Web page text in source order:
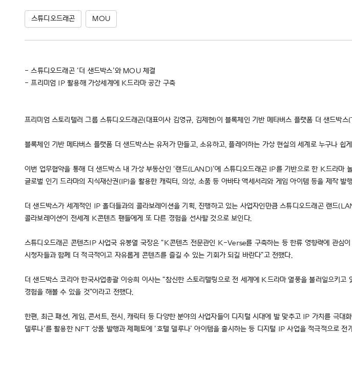
스튜디오드래곤 MOU
- 스튜디오드래곤 ‘더 샌드박스’와 MOU 체결
- 프리미엄 IP 활용해 가상세계에 K드라마 공간 구축
프리미엄 스토리텔러 그룹 스튜디오드래곤(대표이사 김영규, 김제현)이 블록체인 기반 메타버스 플랫폼 더 샌드박
블록체인 기반 메타버스 플랫폼 더 샌드박스는 유저가 만들고, 소유하고, 플레이하는 가상 현실의 세계로 누구나
이번 업무협약을 통해 더 샌드박스 내 가상 부동산인 ‘랜드(LAND)’에 스튜디오드래곤 IP를 기반으로 한 K드라마
글로벌 인기 드라마의 지식재산권(IP)을 활용한 캐릭터, 의상, 소품 등 아바타 액세서리와 게임 아이템 등을 제작 발
더 샌드박스가 세계적인 IP 홀더들과의 콜라보레이션을 기획, 진행하고 있는 사업자인만큼 스튜디오드래곤 랜드
콜라보레이션이 전세계 K콘텐츠 팬들에게 또 다른 경험을 선사할 것으로 보인다.
스튜디오드래곤 콘텐츠IP 사업국 유봉열 국장은 “K콘텐츠 전문관인 K-Verse를 구축하는 등 한류 영향력에 관심
시청자들과 함께 더 적극적이고 자유롭게 콘텐츠를 즐길 수 있는 기회가 되길 바란다”고 전했다.
더 샌드박스 코리아 한국사업총괄 이승희 이사는 “참신한 스토리텔링으로 전 세계에 K드라마 열풍을 불러일으키
경험을 해볼 수 있을 것”이라고 전했다.
한편, 최근 패션, 게임, 콘서트, 전시, 캐릭터 등 다양한 분야의 사업자들이 디지털 시대에 발 맞추고 IP 가치를 극대
델루나’를 활용한 NFT 상품 발행과 제페토에 ‘호텔 델루나’ 아이템을 출시하는 등 디지털 IP 사업을 적극적으로 전